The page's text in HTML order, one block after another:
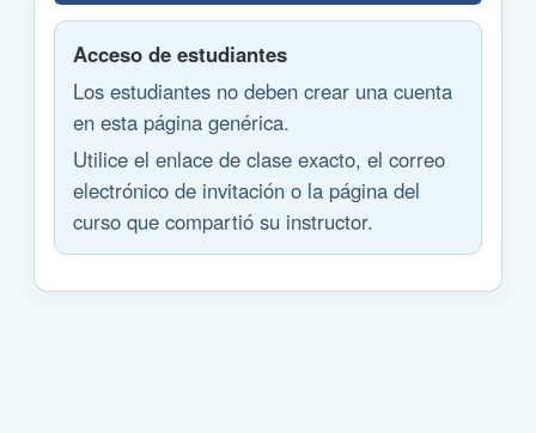
Acceso de estudiantes
Los estudiantes no deben crear una cuenta
en esta página genérica.
Utilice el enlace de clase exacto, el correo
electrónico de invitación o la página del
curso que compartió su instructor.